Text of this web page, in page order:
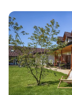
jeszcze
regionalna
przestronny